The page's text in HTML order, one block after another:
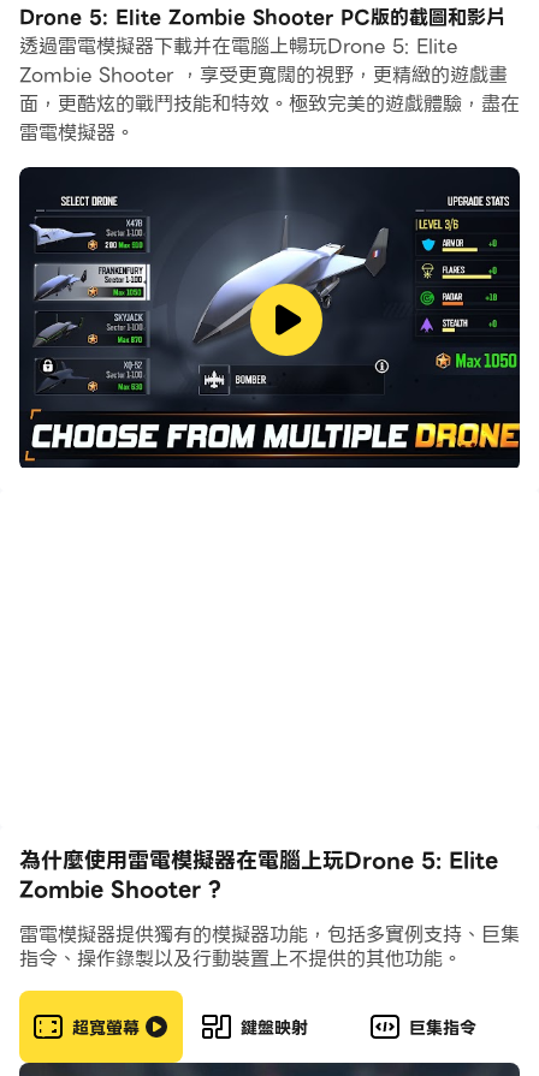
當你在電腦上玩Drone 5: Elite Zombie Shooter的時
候，你可以調整幀頻設定，享受流暢的遊戲體驗和酷炫的遊
戲畫面。
雷電模擬器還提供配置好的鍵盤映射，以最大限度地方便你
控制整個遊戲的操作。鍵盤映射功能的不斷最佳化還提高了
按鍵靈敏度和技能釋放精準度。為了增強你的遊戲體驗，雷
電模擬器還為你配置了特殊的按鈕，如射擊按鈕、隱藏滑鼠
按鈕、連續按鍵等。
如果你想用遊戲手把玩遊戲，自動啟用的遊戲手把檢測可以
幫助你在幾個簡單的點擊中自訂控制，自由移動你的英雄。
現在就開始在電腦上下載和玩Drone 5: Elite Zombie
Shooter吧！
Drone 5: Elite Zombie Shooter 在移動設備上提供最激
操作世界上最好的 UCAV，並使用包括火箭、導彈、炸
彈、武裝直升機、大砲等在內的超高科技設備和武器，通過
一系列充滿動作的秘密任務射擊。破壞敵人的控制，提供近
距離空中支援，並在他們帶你出去之前突襲全球的敵人基
地。
Drone 5: Elite Zombie Shooter PC版的截圖和影片
透過雷電模擬器下載并在電腦上暢玩Drone 5: Elite
Zombie Shooter ，享受更寬闊的視野，更精緻的遊戲畫
面，更酷炫的戰鬥技能和特效。極致完美的遊戲體驗，盡在
雷電模擬器。
為什麼使用雷電模擬器在電腦上玩Drone 5: Elite
Zombie Shooter ?
雷電模擬器提供獨有的模擬器功能，包括多實例支持、巨集
指令、操作錄製以及行動裝置上不提供的其他功能。
超寬螢幕 鍵盤映射 巨集指令